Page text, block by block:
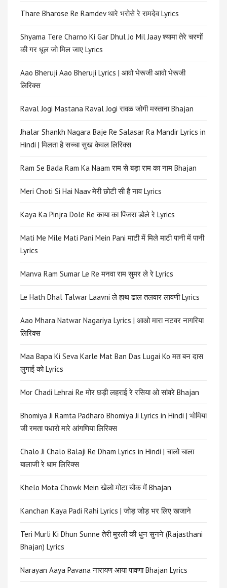
Thare Bharose Re Ramdev थारे भरोसे रे रामदेव Lyrics
Shyama Tere Charno Ki Gar Dhul Jo Mil Jaay श्यामा तेरे चरणों
की गर धूल जो मिल जाए Lyrics
Aao Bheruji Aao Bheruji Lyrics | आवो भेरूजी आवो भेरूजी
लिरिक्स
Raval Jogi Mastana Raval Jogi रावळ जोगी मस्ताना Bhajan
Jhalar Shankh Nagara Baje Re Salasar Ra Mandir Lyrics in
Hindi | मिलता है सच्चा सुख केवल लिरिक्स
Ram Se Bada Ram Ka Naam राम से बड़ा राम का नाम Bhajan
Meri Choti Si Hai Naav मेरी छोटी सी है नाव Lyrics
Kaya Ka Pinjra Dole Re काया का पिंजरा डोले रे Lyrics
Mati Me Mile Mati Pani Mein Pani माटी में मिले माटी पानी में पानी
Lyrics
Manva Ram Sumar Le Re मनवा राम सुमर ले रे Lyrics
Le Hath Dhal Talwar Laavni ले हाथ ढाल तलवार लावणी Lyrics
Aao Mhara Natwar Nagariya Lyrics | आओ मारा नटवर नागरिया
लिरिक्स
Maa Bapa Ki Seva Karle Mat Ban Das Lugai Ko मत बन दास
लुगाई को Lyrics
Mor Chadi Lehrai Re मोर छड़ी लहराई रे रसिया ओ सांवरे Bhajan
Bhomiya Ji Ramta Padharo Bhomiya Ji Lyrics in Hindi | भोमिया
जी रमता पधारो मारे आंगणिया लिरिक्स
Chalo Ji Chalo Balaji Re Dham Lyrics in Hindi | चालो चाला
बालाजी रे धाम लिरिक्स
Khelo Mota Chowk Mein खेलो मोटा चौक में Bhajan
Kanchan Kaya Padi Rahi Lyrics | जोड़ जोड़ भर लिए खजाने
Teri Murli Ki Dhun Sunne तेरी मुरली की धुन सुनने (Rajasthani
Bhajan) Lyrics
Narayan Aaya Pavana नारायण आया पावणा Bhajan Lyrics